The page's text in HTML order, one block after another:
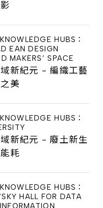
HUBS：
EAN DESIGN
MAKERS’ SPACE
新紀元 - 編織工藝
美
HUBS：
新紀元 - 廢土新生
耗
HUBS：
HALL FOR DATA